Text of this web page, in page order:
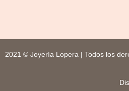
2021 © Joyería Lopera | Todos los